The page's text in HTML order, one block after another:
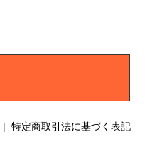
| 特定商取引法に基づく表記